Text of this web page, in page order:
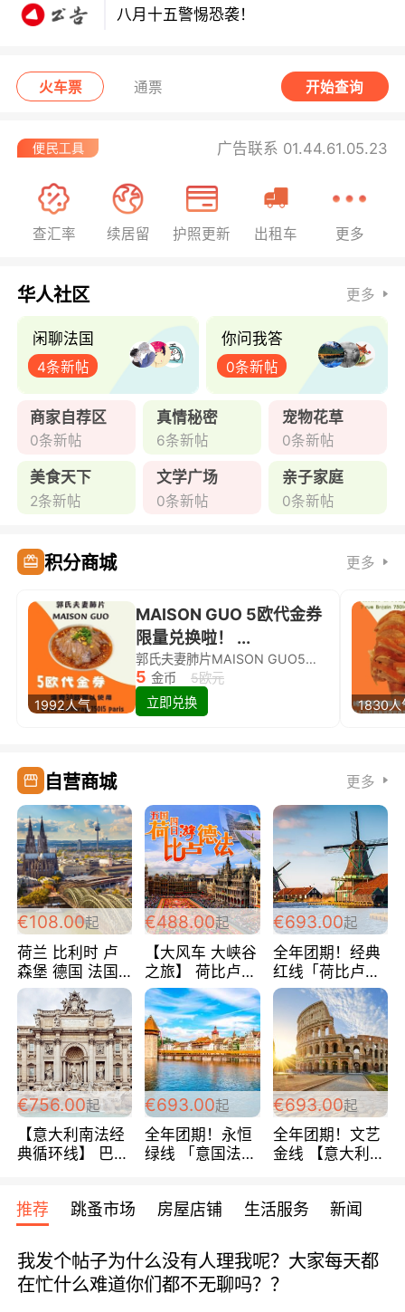
八月十五警惕恐袭！
八月十五警惕恐袭！
火车票 通票 开始查询
广告联系 01.44.61.05.23
查汇率 续居留 护照更新 出租车 更多
华人社区 更多
闲聊法国
4条新帖
你问我答
0条新帖
商家自荐区
0条新帖
真情秘密
6条新帖
宠物花草
0条新帖
美食天下
2条新帖
文学广场
0条新帖
亲子家庭
0条新帖
积分商城 更多
1992人气
MAISON GUO 5欧代金券
限量兑换啦！ ...
郭氏夫妻肺片MAISON GUO5欧代金券限量兑换啦！
5 金币
5欧元
立即兑换
1830人
自营商城 更多
€108.00起
荷兰 比利时 卢
森堡 德国 法国
超爽玩遍西欧 循
环线 全程四星宾
馆 108欧/人/天
€488.00起
【大风车 大峡谷
之旅】 荷比卢德
法 巴黎上下 经
典五国四日游
488欧/人
€693.00起
全年团期！经典
红线「荷比卢德
法」七天循环 五
国 仅售99欧/人/
天！巴黎上下！
包拼房~
€756.00起
【意大利南法经
典循环线】 巴黎
宾馆 108欧/天起
全程756欧/位
€693.00起
全年团期！永恒
绿线 「意国法
欧/天起 ~包拼房
€693.00起
全年团期！文艺
金线 【意大利一
每周铁发！
推荐 跳蚤市场 房屋店铺 生活服务 新闻
我发个帖子为什么没有人理我呢？大家每天都
在忙什么难道你们都不无聊吗？？